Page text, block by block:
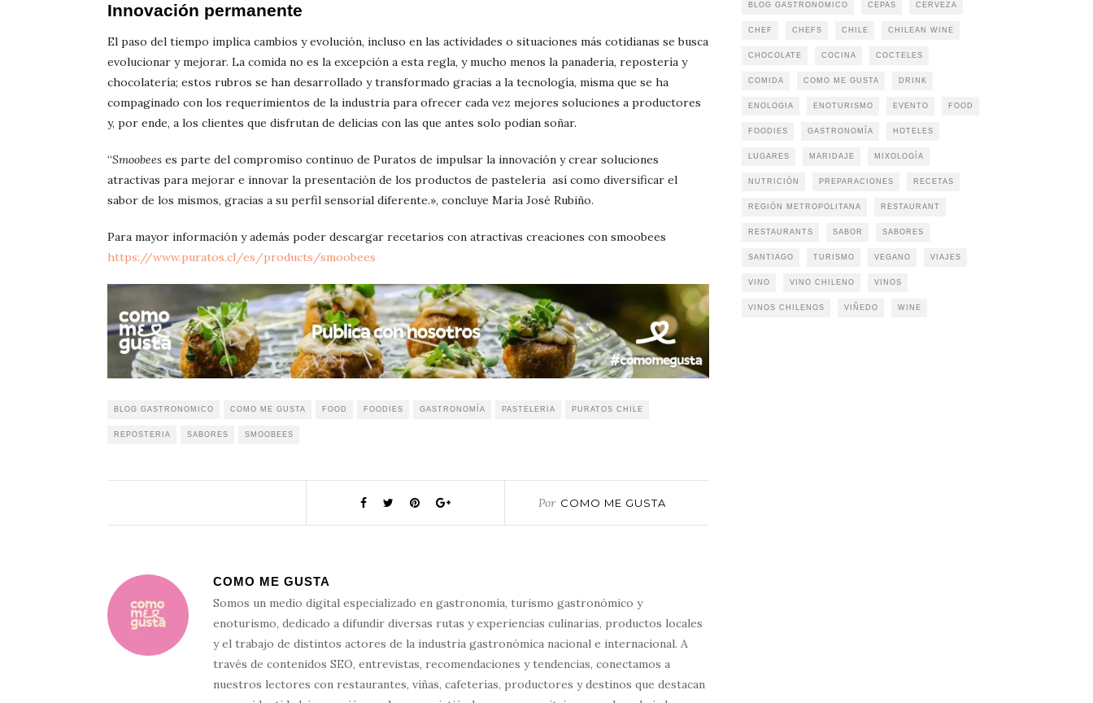
Innovación permanente
El paso del tiempo implica cambios y evolución, incluso en las actividades o situaciones más cotidianas se busca
evolucionar y mejorar. La comida no es la excepción a esta regla, y mucho menos la panadería, repostería y
chocolatería; estos rubros se han desarrollado y transformado gracias a la tecnología, misma que se ha
compaginado con los requerimientos de la industria para ofrecer cada vez mejores soluciones a productores
y, por ende, a los clientes que disfrutan de delicias con las que antes solo podían soñar.
“Smoobees es parte del compromiso continuo de Puratos de impulsar la innovación y crear soluciones
atractivas para mejorar e innovar la presentación de los productos de pasteleria así como diversificar el
sabor de los mismos, gracias a su perfil sensorial diferente.», concluye María José Rubiño.
Para mayor información y además poder descargar recetarios con atractivas creaciones con smoobees
https://www.puratos.cl/es/products/smoobees
BLOG GASTRONOMICO COMO ME GUSTA FOOD FOODIES GASTRONOMÍA PASTELERIA PURATOS CHILE
REPOSTERIA SABORES SMOOBEES
Por COMO ME GUSTA
COMO ME GUSTA
Somos un medio digital especializado en gastronomía, turismo gastronómico y
enoturismo, dedicado a difundir diversas rutas y experiencias culinarias, productos locales
y el trabajo de distintos actores de la industria gastronómica nacional e internacional. A
través de contenidos SEO, entrevistas, recomendaciones y tendencias, conectamos a
nuestros lectores con restaurantes, viñas, cafeterías, productores y destinos que destacan
BLOG GASTRONOMICO CEPAS CERVEZA
CHEF CHEFS CHILE CHILEAN WINE
CHOCOLATE COCINA COCTELES
COMIDA COMO ME GUSTA DRINK
ENOLOGIA ENOTURISMO EVENTO FOOD
FOODIES GASTRONOMÍA HOTELES
LUGARES MARIDAJE MIXOLOGÍA
NUTRICIÓN PREPARACIONES RECETAS
REGIÓN METROPOLITANA RESTAURANT
RESTAURANTS SABOR SABORES
SANTIAGO TURISMO VEGANO VIAJES
VINO VINO CHILENO VINOS
VINOS CHILENOS VIÑEDO WINE